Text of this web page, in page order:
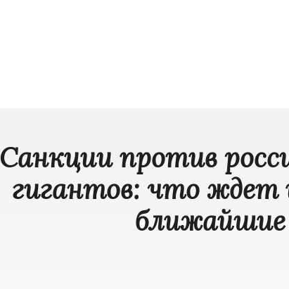
Санкции против
гигантов: что ждет
ближайшие